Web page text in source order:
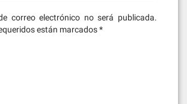
correo electrónico no será publicada.
están marcados*